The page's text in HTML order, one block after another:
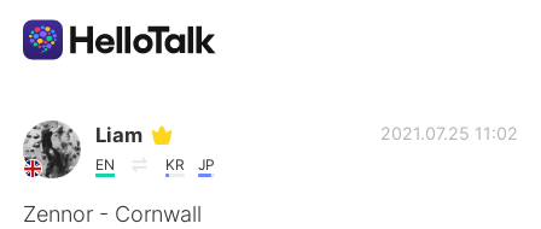
Sprachaustausch-App
AI Grammar Checker
Liam
EN KR JP
2021.07.25 11:02
Zennor - Cornwall